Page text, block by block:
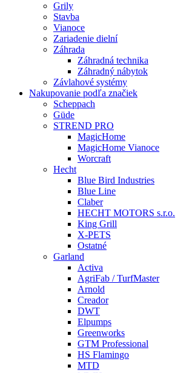
Grily
Stavba
Vianoce
Zariadenie dielní
Záhrada
Záhradná technika
Záhradný nábytok
Závlahové systémy
Nakupovanie podľa značiek
Scheppach
Güde
STREND PRO
MagicHome
MagicHome Vianoce
Worcraft
Hecht
Blue Bird Industries
Blue Line
Claber
HECHT MOTORS s.r.o.
King Grill
X-PETS
Ostatné
Garland
Activa
AgriFab / TurfMaster
Arnold
Creador
DWT
Elpumps
Greenworks
GTM Professional
HS Flamingo
MTD